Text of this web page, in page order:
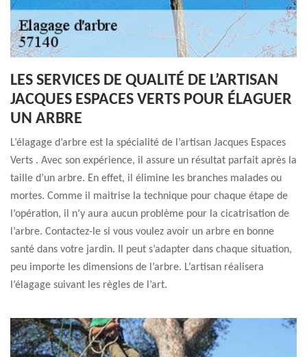
LES SERVICES DE QUALITÉ DE L’ARTISAN
JACQUES ESPACES VERTS POUR ÉLAGUER
UN ARBRE
L’élagage d’arbre est la spécialité de l’artisan Jacques Espaces
Verts . Avec son expérience, il assure un résultat parfait après la
taille d’un arbre. En effet, il élimine les branches malades ou
mortes. Comme il maitrise la technique pour chaque étape de
l’opération, il n’y aura aucun problème pour la cicatrisation de
l’arbre. Contactez-le si vous voulez avoir un arbre en bonne
santé dans votre jardin. Il peut s’adapter dans chaque situation,
peu importe les dimensions de l’arbre. L’artisan réalisera
l’élagage suivant les règles de l’art.